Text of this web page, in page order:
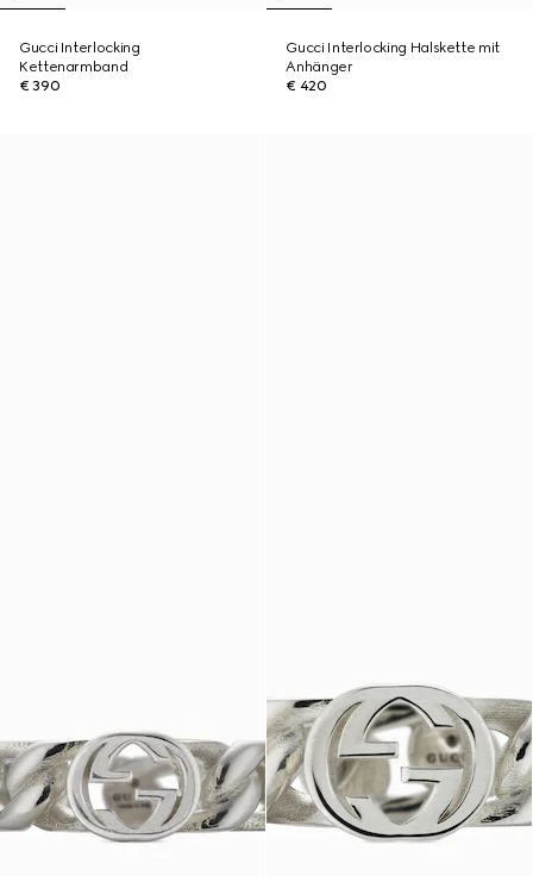
Gucci Interlocking
Kettenarmband
€ 390
Gucci Interlocking Halskette mit
Anhänger
€ 420